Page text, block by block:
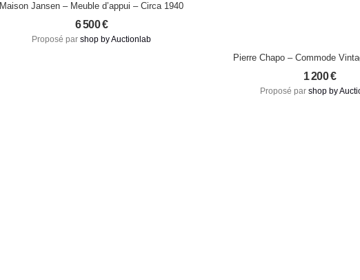
Maison Jansen – Meuble d’appui – Circa 1940
6 500€
Proposé par shop by Auctionlab
Pierre Chapo – Commode
Massif (1975)
1 200€
Proposé par shop by